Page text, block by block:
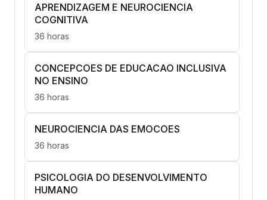
APRENDIZAGEM E NEUROCIENCIA
COGNITIVA
36 horas
CONCEPCOES DE EDUCACAO INCLUSIVA
NO ENSINO
36 horas
NEUROCIENCIA DAS EMOCOES
36 horas
PSICOLOGIA DO DESENVOLVIMENTO
HUMANO